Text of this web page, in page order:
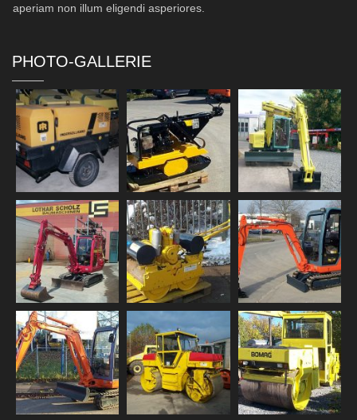
aperiam non illum eligendi asperiores.
PHOTO-GALLERIE